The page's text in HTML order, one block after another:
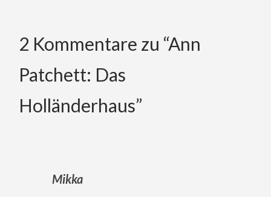
2 Kommentare zu “Ann
Patchett: Das
Holländerhaus”
Mikka